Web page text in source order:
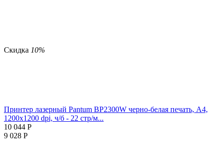
Скидка 10%
Принтер лазерный Pantum BP2300W черно-белая печать, A4,
1200x1200 dpi, ч/б - 22 стр/м...
10 044 Р
9 028 Р